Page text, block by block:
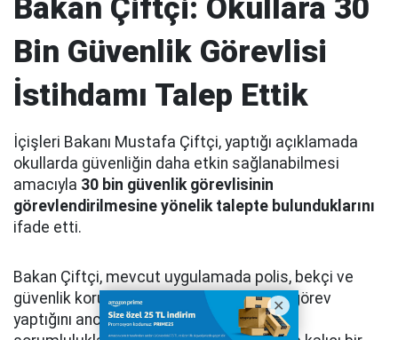
Bakan Çiftçi: Okullara 30
Bin Güvenlik Görevlisi
İstihdamı Talep Ettik
İçişleri Bakanı Mustafa Çiftçi, yaptığı açıklamada
okullarda güvenliğin daha etkin sağlanabilmesi
amacıyla 30 bin güvenlik görevlisinin
görevlendirilmesine yönelik talepte bulunduklarını
ifade etti.
Bakan Çiftçi, mevcut uygulamada polis, bekçi ve
güvenlik korucularının okul çevrelerinde görev
yaptığını ancak bu personelin farklı görev